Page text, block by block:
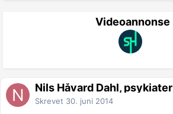
Videoannonse
Nils Håvard Dahl, psykiater
Skrevet 30. juni 2014